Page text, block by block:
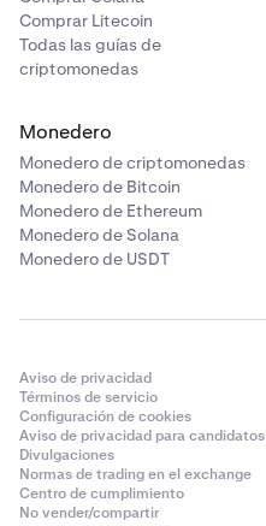
Comprar Litecoin
Todas las guías de
criptomonedas
Monedero
Monedero de criptomonedas
Monedero de Bitcoin
Monedero de Ethereum
Monedero de Solana
Monedero de USDT
Aviso de privacidad
Términos de servicio
Configuración de cookies
Aviso de privacidad para candidatos
Divulgaciones
Normas de trading en el exchange
Centro de cumplimiento
No vender/compartir